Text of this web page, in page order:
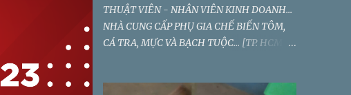
THUẬT VIÊN - NHÂN VIÊN KINH DOANH...
NHÀ CUNG CẤP PHỤ GIA CHẾ BIẾN TÔM,
CÁ TRA, MỰC VÀ BẠCH TUỘC... [TP. HCM]